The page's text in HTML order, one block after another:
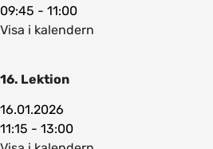
09:45 - 11:00
Visa i kalendern
16. Lektion
16.01.2026
11:15 - 13:00